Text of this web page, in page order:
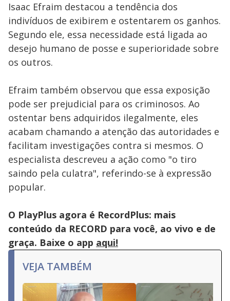
Isaac Efraim destacou a tendência dos
indivíduos de exibirem e ostentarem os ganhos.
Segundo ele, essa necessidade está ligada ao
desejo humano de posse e superioridade sobre
os outros.
Efraim também observou que essa exposição
pode ser prejudicial para os criminosos. Ao
ostentar bens adquiridos ilegalmente, eles
acabam chamando a atenção das autoridades e
facilitam investigações contra si mesmos. O
especialista descreveu a ação como "o tiro
saindo pela culatra", referindo-se à expressão
popular.
O PlayPlus agora é RecordPlus: mais
conteúdo da RECORD para você, ao vivo e de
graça. Baixe o app aqui!
VEJA TAMBÉM